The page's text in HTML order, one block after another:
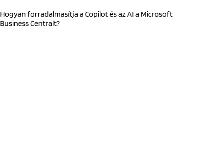
Hogyan forradalmasítja a Copilot és az AI a Microsoft
Business Centralt?